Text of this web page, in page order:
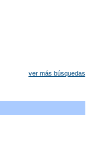
ver más búsquedas